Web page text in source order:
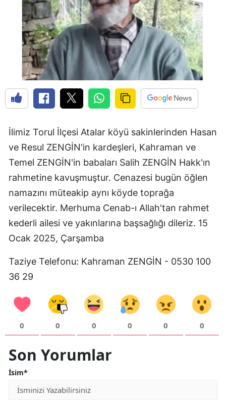
Diyarbakır
Edirne
Elazığ
Erzincan
Erzurum
Eskişehir
Gaziantep
Giresun
Hakkari
Hatay
İzmir
Kars
Kastamonu
İlimiz Torul İlçesi Atalar köyü sakinlerinden Hasan
ve Resul ZENGİN'in kardeşleri, Kahraman ve
Temel ZENGİN'in babaları Salih ZENGİN Hakk'ın
rahmetine kavuşmuştur. Cenazesi bugün öğlen
namazını müteakip aynı köyde toprağa
verilecektir. Merhuma Cenab-ı Allah'tan rahmet
kederli ailesi ve yakınlarına başsağlığı dileriz. 15
Ocak 2025, Çarşamba
Taziye Telefonu: Kahraman ZENGİN - 0530 100
36 29
0 0 0 0 0 0
Son Yorumlar
İsim*